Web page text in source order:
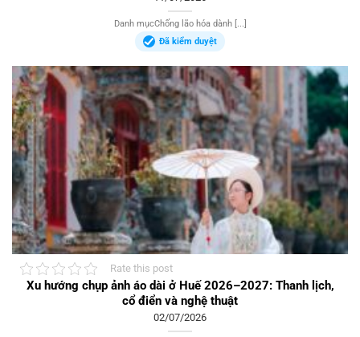
Danh mụcChống lão hóa dành [...]
Đã kiểm duyệt
Rate this post
Xu hướng chụp ảnh áo dài ở Huế 2026–2027: Thanh lịch,
cổ điển và nghệ thuật
02/07/2026